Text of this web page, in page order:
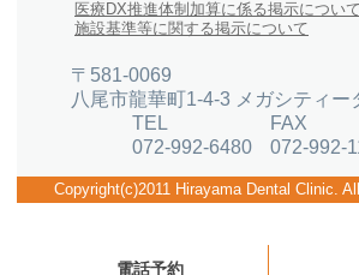
医療DX推進体制加算に係る掲示について
施設基準等に関する掲示について
〒581-0069
八尾市龍華町1-4-3 メガシティ
TEL
072-992-6480
FAX
072-992-
Copyright(c)2011 Hirayama Dental Clinic.
電話予約